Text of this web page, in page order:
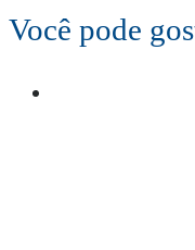
Você pode